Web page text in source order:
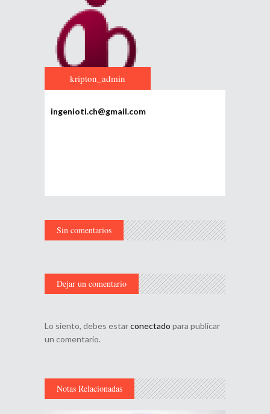
kripton_admin
ingenioti.ch@gmail.com
Sin comentarios
Dejar un comentario
Lo siento, debes estarconectado para publicar
un comentario.
Notas Relacionadas